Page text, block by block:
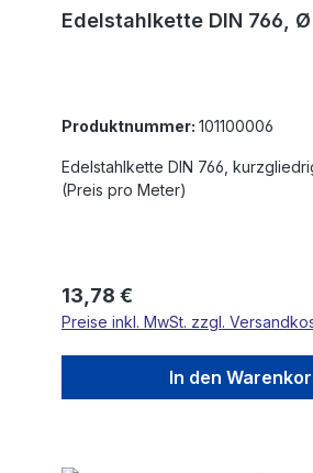
Edelstahlkette DIN 766,
Produktnummer: 101100006
Edelstahlkette DIN 766,
(Preis pro Meter)
Regulärer Preis:
13,78 €
Preise inkl. MwSt. zzgl.
In den